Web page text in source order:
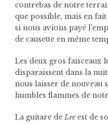
contrebas de notre
que possible, mais en
si nous avions payé
de causette en même
Les deux gros faisceaux
disparaissent dans la
nous laisser de nouveau
humbles flammes de
La guitare deLeeest de